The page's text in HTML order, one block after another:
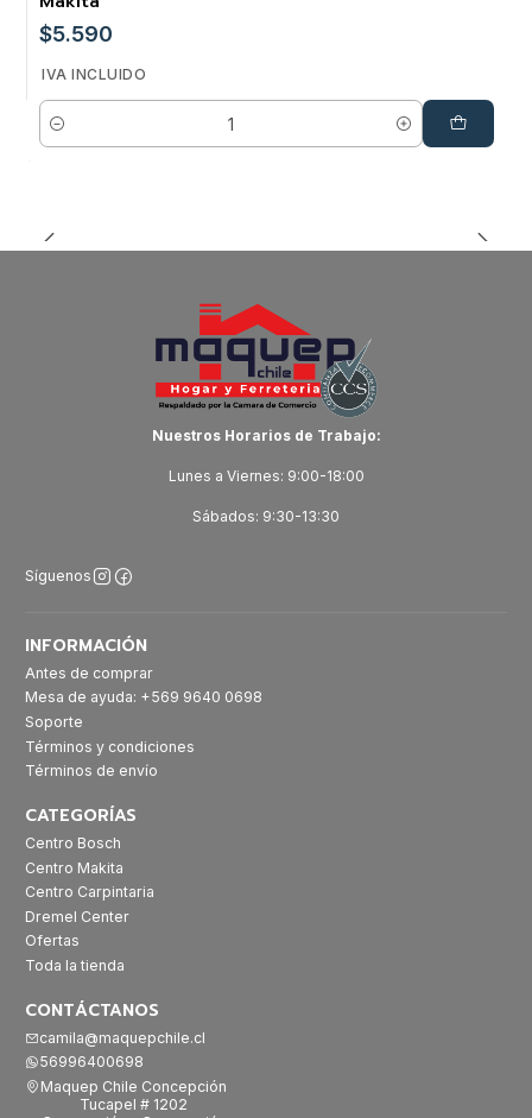
$5.590
IVA INCLUIDO
Cantidad
Nuestros Horarios de Trabajo:
Lunes a Viernes: 9:00-18:00
Sábados: 9:30-13:30
Síguenos
INFORMACIÓN
Antes de comprar
Mesa de ayuda: +569 9640 0698
Soporte
Términos y condiciones
Términos de envío
CATEGORÍAS
Centro Bosch
Centro Makita
Centro Carpintaria
Dremel Center
Ofertas
Toda la tienda
CONTÁCTANOS
camila@maquepchile.cl
56996400698
Maquep Chile Concepción
Tucapel # 1202